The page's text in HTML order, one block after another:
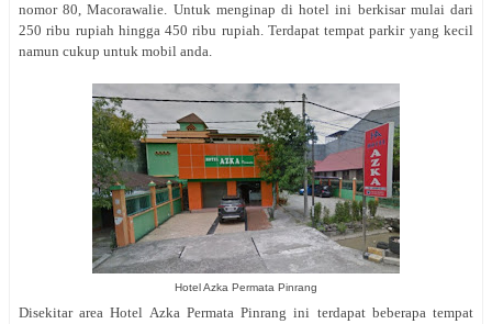
nomor 80, Macorawalie. Untuk menginap di hotel ini berkisar mulai dari
250 ribu rupiah hingga 450 ribu rupiah. Terdapat tempat parkir yang kecil
namun cukup untuk mobil anda.
Hotel Azka Permata Pinrang
Disekitar area Hotel Azka Permata Pinrang ini terdapat beberapa tempat